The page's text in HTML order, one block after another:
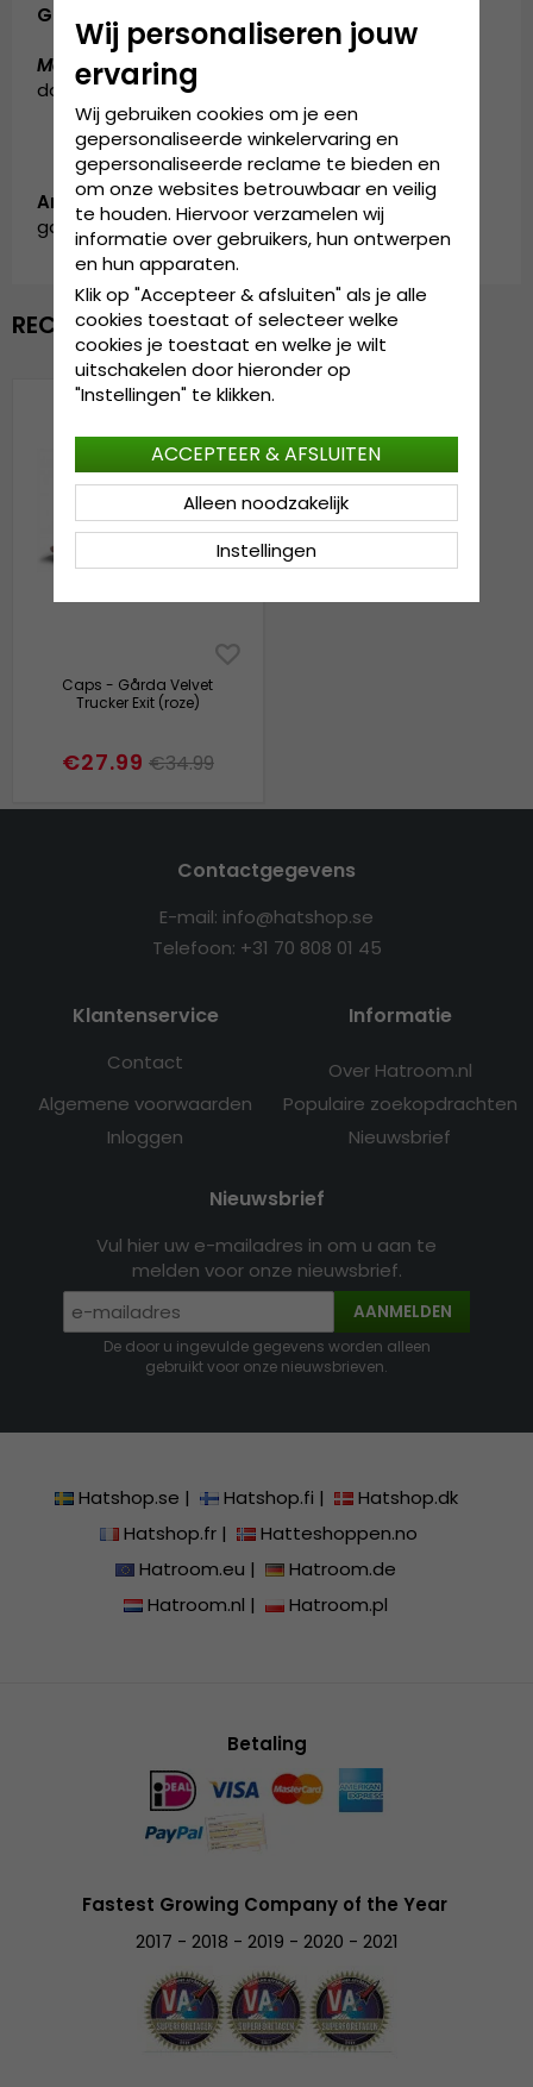
Gemaakt van:
Maattabel:de cap is verkrijgbaar in één maat, die
door iedereen gedragen kan worden
Artikelnummer:
garda.cap.trucker.velvet.exit-pink
RECENTELIJK BEKEKEN
Caps - Gårda Velvet
Trucker Exit (roze)
€27.99 €34.99
Contactgegevens
E-mail: info@hatshop.se
Telefoon: +31 70 808 01 45
Klantenservice
Contact
Algemene voorwaarden
Inloggen
Informatie
Over Hatroom.nl
Populaire zoekopdrachten
Nieuwsbrief
Nieuwsbrief
Vul hier uw e-mailadres in om u aan te
melden voor onze nieuwsbrief.
AANMELDEN
De door u ingevulde gegevens worden alleen
gebruikt voor onze nieuwsbrieven.
Hatshop.se | Hatshop.fi |
Hatshop.dk
Hatshop.fr|
Hatteshoppen.no
Hatroom.eu |
Hatroom.de
Hatroom.nl | Hatroom.pl
Betaling
Fastest Growing Company of the Year
2017 - 2018 - 2019 - 2020 - 2021
Wij personaliseren jouw
ervaring
Wij gebruiken cookies om je een
gepersonaliseerde winkelervaring en
gepersonaliseerde reclame te bieden en
om onze websites betrouwbaar en veilig
te houden. Hiervoor verzamelen wij
informatie over gebruikers, hun ontwerpen
en hun apparaten.
Klik op "Accepteer & afsluiten" als je alle
cookies toestaat of selecteer welke
cookies je toestaat en welke je wilt
uitschakelen door hieronder op
"Instellingen" te klikken.
Instellingen
Alleen noodzakelijk
ACCEPTEER & AFSLUITEN